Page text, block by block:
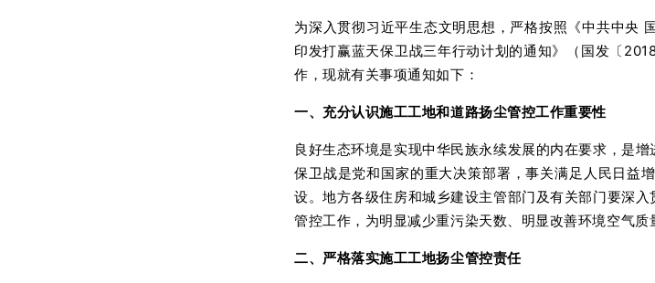
为深入贯彻习近平生态文明思想，严格按照《中共中央
印发打赢蓝天保卫战三年行动计划的通知》（国发〔
作，现就有关事项通知如下：
一、充分认识施工工地和道路扬尘管控工作重要性
良好生态环境是实现中华民族永续发展的内在要求，是
保卫战是党和国家的重大决策部署，事关满足人民日益
设。地方各级住房和城乡建设主管部门及有关部门要深
管控工作，为明显减少重污染天数、明显改善环境空气质
二、严格落实施工工地扬尘管控责任